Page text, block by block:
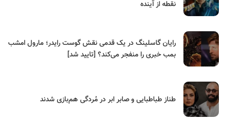
نقطه از آینده
رایان گاسلینگ در یک قدمی نقش گوست رایدر؛ مارول امشب
بمب خبری را منفجر می‌کند؟ [تایید شد]
طناز طباطبایی و صابر ابر در مُردگی هم‌بازی شدند